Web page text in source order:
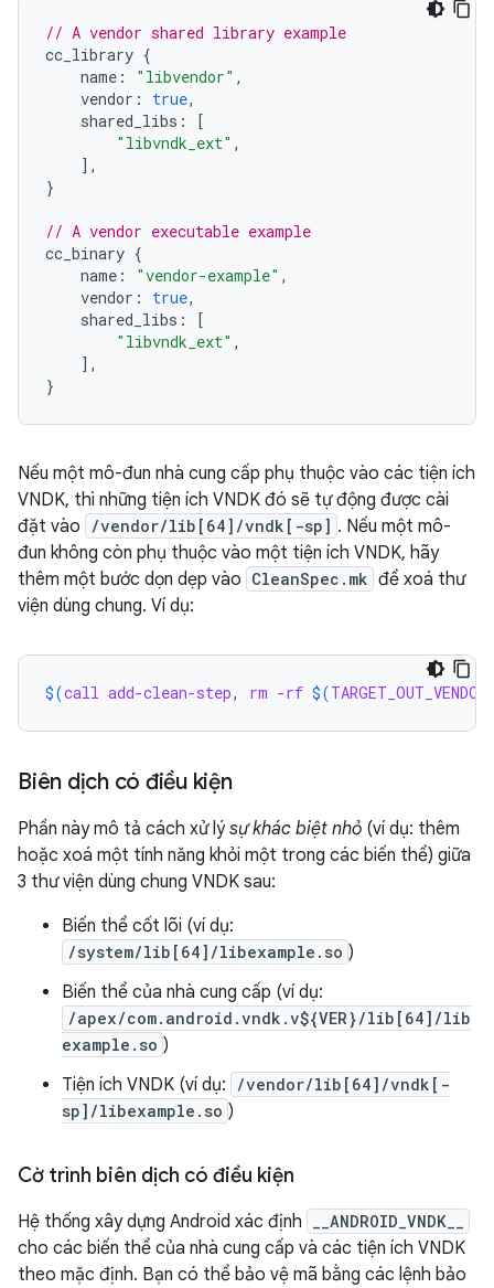
// A vendor shared library example
cc_library {
name : "libvendor" ,
vendor : true,
shared_libs :
[
"libvndk_ext" ,
],
}
// A vendor executable example
cc_binary {
name : "vendor-example" ,
vendor : true,
shared_libs :
[
"libvndk_ext" ,
],
}
Nếu một mô-đun nhà cung cấp phụ thuộc vào các tiện ích
VNDK, thì những tiện ích VNDK đó sẽ tự động được cài
đặt vào
/vendor/lib[64]/vndk[-sp] . Nếu một mô-
đun không còn phụ thuộc vào một tiện ích VNDK, hãy
thêm một bước dọn dẹp vào CleanSpec.mk để xoá thư
viện dùng chung. Ví dụ:
$(call add-clean-step, rm -rf $(TARGET_OUT_VENDOR
Biên dịch có điều kiện
Phần này mô tả cách xử lýsự khác biệt nhỏ (ví dụ: thêm
hoặc xoá một tính năng khỏi một trong các biến thể) giữa
3 thư viện dùng chung VNDK sau:
Biến thể cốt lõi (ví dụ:
/system/lib[64]/libexample.so )
Biến thể của nhà cung cấp (ví dụ:
/apex/com.android.vndk.v${VER}/lib[64]/lib
example.so )
Tiện ích VNDK (ví dụ:
/vendor/lib[64]/vndk[-
sp]/libexample.so )
Cờ trình biên dịch có điều kiện
Hệ thống xây dựng Android xác định __ANDROID_VNDK__
cho các biến thể của nhà cung cấp và các tiện ích VNDK
theo mặc định. Bạn có thể bảo vệ mã bằng các lệnh bảo